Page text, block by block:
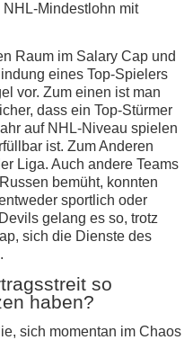
Mindestlohn mit
Raum im Salary Cap und
eines Top-Spielers
vor. Zum einen ist man
dass ein Top-Stürmer
auf NHL-Niveau spielen
ist. Zum Anderen
Liga. Auch andere Teams
bemüht, konnten
sportlich oder
gelang es so, trotz
sich die Dienste des
so
haben?
sich momentan im Chaos